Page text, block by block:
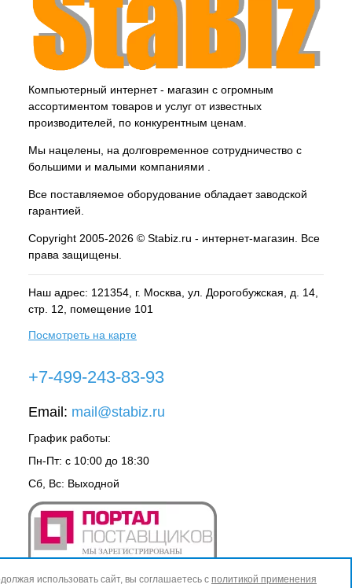
Компьютерный интернет - магазин с огромным
ассортиментом товаров и услуг от известных
производителей, по конкурентным ценам.
Мы нацелены, на долговременное сотрудничество с
большими и малыми компаниями .
Все поставляемое оборудование обладает заводской
гарантией.
Copyright 2005-2026 © Stabiz.ru - интернет-магазин. Все
права защищены.
Наш адрес: 121354, г. Москва , ул. Дорогобужская, д. 14,
стр. 12, помещение 101
Посмотреть на карте
+7-499-243-83-93
Email: mail@stabiz.ru
График работы:
Пн-Пт: с 10:00 до 18:30
Сб, Вс: Выходной
использовать сайт, вы соглашаетесь с политикой применения